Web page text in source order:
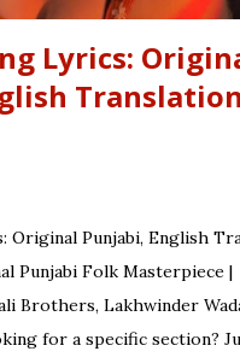
Lyrics:
Original Punjabi, English
Punjabi Folk Masterpiece |
Brothers, Lakhwinder
for a specific section?